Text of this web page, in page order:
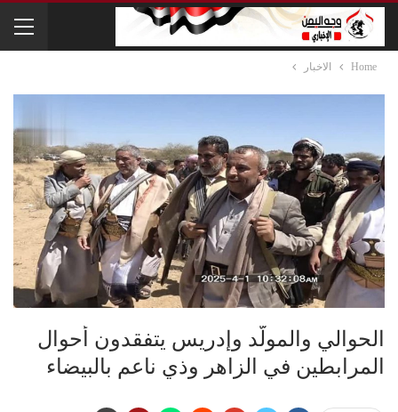
Home الاخبار
الحوالي والمولّد وإدريس يتفقدون أحوال
المرابطين في الزاهر وذي ناعم بالبيضاء